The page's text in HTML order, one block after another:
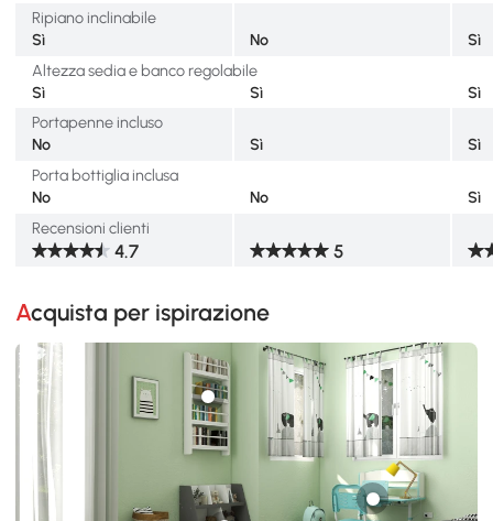
Ripiano inclinabile
Sì
No
Sì
Altezza sedia e banco regolabile
Sì
Sì
Sì
Portapenne incluso
No
Sì
Sì
Porta bottiglia inclusa
No
No
Sì
Recensioni clienti
4.7 5
Acquista per ispirazione